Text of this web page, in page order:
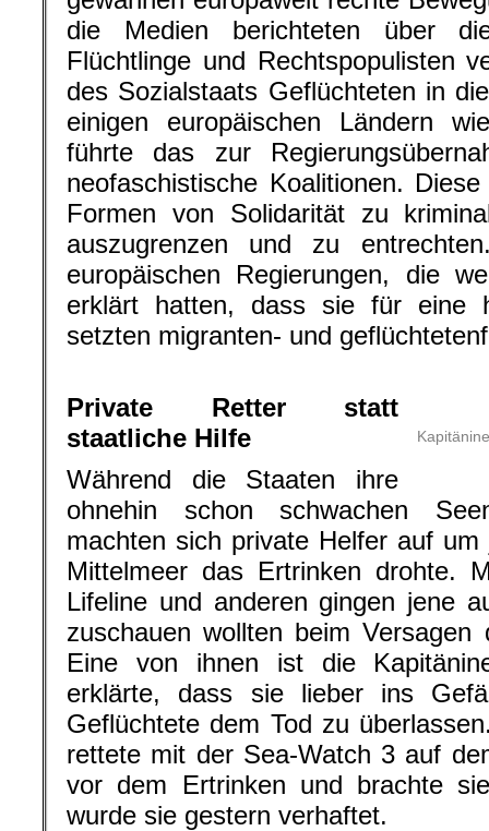
die Medien berichteten über
Flüchtlinge und Rechtspopulisten
des Sozialstaats Geflüchteten in
einigen europäischen Ländern
führte das zur
neofaschistische Koalitionen.
Formen von Solidarität zu
auszugrenzen und zu
europäischen Regierungen, die
erklärt hatten, dass sie für eine
setzten migranten- und
Private Retter statt
staatliche Hilfe
Während die Staaten ihre
ohnehin schon schwachen
machten sich private Helfer auf
Mittelmeer das Ertrinken drohte.
Lifeline und anderen gingen jene
zuschauen wollten beim Versagen
Eine von ihnen ist die
erklärte, dass sie lieber ins
Geflüchtete dem Tod zu
rettete mit der Sea-Watch 3 auf
vor dem Ertrinken und brachte
wurde sie gestern verhaftet.